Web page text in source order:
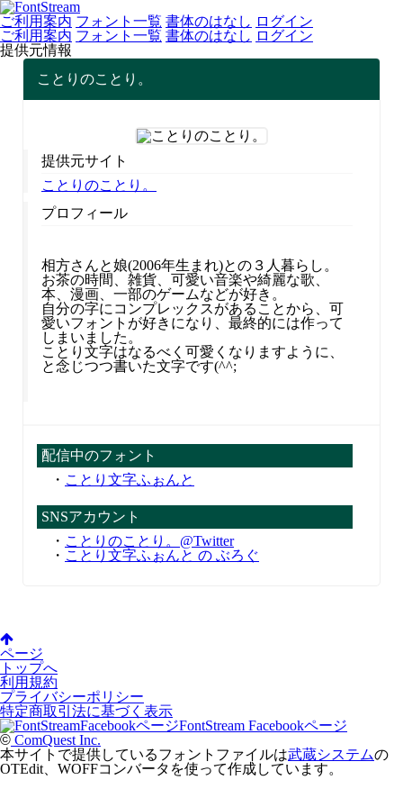
ご利用案内 フォント一覧 書体のはなし ログイン
ご利用案内 フォント一覧 書体のはなし ログイン
提供元情報
ことりのことり。
提供元サイト
ことりのことり。
プロフィール
相方さんと娘(2006年生まれ)との３人暮らし。
お茶の時間、雑貨、可愛い音楽や綺麗な歌、
本、漫画、一部のゲームなどが好き。
自分の字にコンプレックスがあることから、可
愛いフォントが好きになり、最終的には作って
しまいました。
ことり文字はなるべく可愛くなりますように、
と念じつつ書いた文字です(^^;
配信中のフォント
・ ことり文字ふぉんと
SNSアカウント
・ ことりのことり。@Twitter
・ ことり文字ふぉんと の ぶろぐ
ページ
トップへ
利用規約
プライバシーポリシー
特定商取引法に基づく表示
FontStream Facebookページ
© ComQuest Inc.
本サイトで提供しているフォントファイルは武蔵システムの
OTEdit、WOFFコンバータを使って作成しています。